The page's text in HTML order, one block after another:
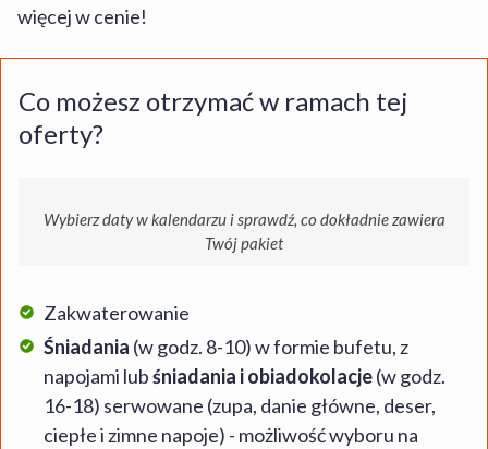
więcej w cenie!
Co możesz otrzymać w ramach tej
oferty?
Wybierz daty w kalendarzu i sprawdź, co dokładnie zawiera
Twój pakiet
Zakwaterowanie
Śniadania (w godz. 8-10) w formie bufetu, z
napojami lubśniadania i obiadokolacje(w godz.
16-18) serwowane (zupa, danie główne, deser,
ciepłe i zimne napoje) - możliwość wyboru na